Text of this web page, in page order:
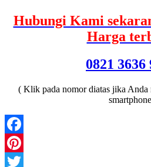
Hubungi Kami
Harga
0821 3636
( Klik pada nomor diatas jika Anda
Facebook
Pinterest